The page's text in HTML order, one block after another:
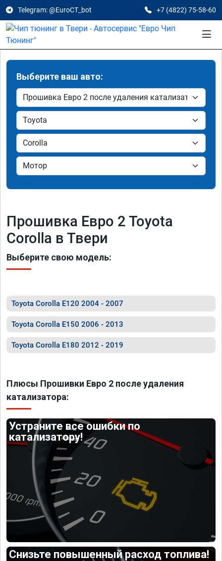
Telegram: @EuroCT_bot +7 (4822) 75-58-60
Выберите ваш авто:
Прошивка Евро 2 Toyota
Corolla в Твери
Выберите свою модель:
Toyota Corolla E120 2004 - 2007
Toyota Corolla E150 2006 - 2013
Toyota Corolla E180 2012 - 2019
Плюсы Прошивки Евро 2 после удаления
катализатора:
Устраните все ошибки по
катализатору!
Снизьте повышенный расход топлива!